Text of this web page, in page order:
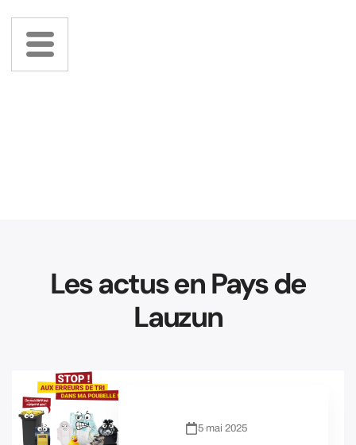
Les actus en Pays de
Lauzun
5 mai 2025